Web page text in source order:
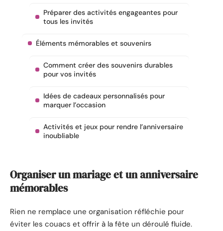
Préparer des activités engageantes pour
tous les invités
Éléments mémorables et souvenirs
Comment créer des souvenirs durables
pour vos invités
Idées de cadeaux personnalisés pour
marquer l’occasion
Activités et jeux pour rendre l’anniversaire
inoubliable
Organiser un mariage et un anniversaire
mémorables
Rien ne remplace une organisation réfléchie pour
éviter les couacs et offrir à la fête un déroulé fluide.